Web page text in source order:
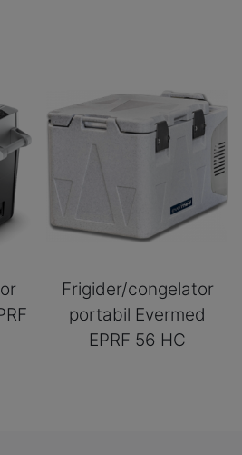
Frigider/congelator
portabil Evermed
EPRF 56 HC